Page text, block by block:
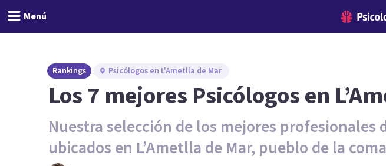
Menú
Rankings Psicólogos en L'Ametlla de Mar
Los 7 mejores Psicólogos en
Nuestra selección de los mejores profesionales
ubicados en L’Ametlla de Mar, pueblo de la